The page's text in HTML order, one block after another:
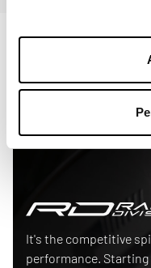
It's the competitive
performance. Starting